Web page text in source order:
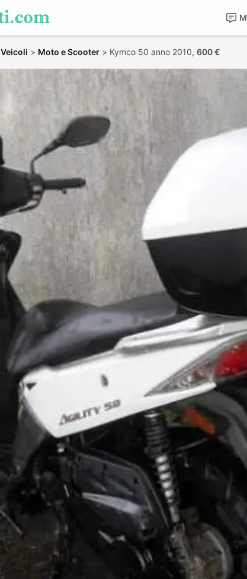
Veicoli > Moto e Scooter > Kymco 50 anno 2010, 600 €